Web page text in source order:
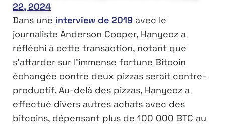
22, 2024
Dans une interview de 2019 avec le
journaliste Anderson Cooper, Hanyecz a
réfléchi à cette transaction, notant que
s’attarder sur l’immense fortune Bitcoin
échangée contre deux pizzas serait contre-
productif. Au-delà des pizzas, Hanyecz a
effectué divers autres achats avec des
bitcoins, dépensant plus de 100 000 BTC au